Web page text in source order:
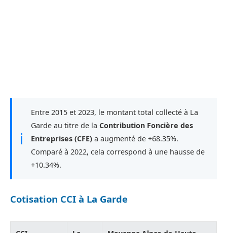
ℹ
Entre 2015 et 2023, le montant total collecté à La
Garde au titre de la Contribution Foncière des
Entreprises (CFE) a augmenté de +68.35%.
Comparé à 2022, cela correspond à une hausse de
+10.34%.
Cotisation CCI à La Garde